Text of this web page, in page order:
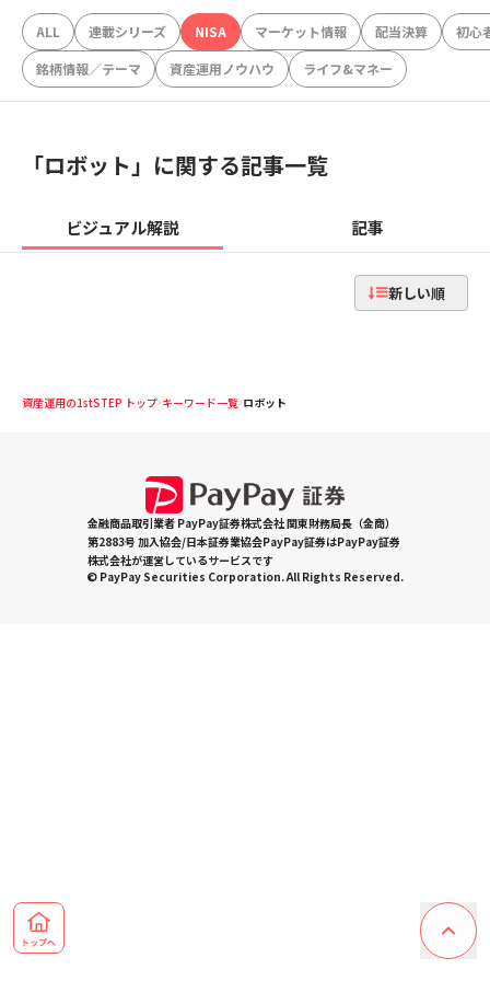
ALL 連載シリーズ NISA マーケット情報 配当決算
初心
銘柄情報／テーマ
資産運用ノウハウ ライフ&マネー
「ロボット」に関する記事一覧
ビジュアル解説 記事
新しい順
資産運用の1stSTEP トップ キーワード一覧 ロボット
金融商品取引業者 PayPay証券株式会社 関東財務局長（金商）
第2883号 加入協会/日本証券業協会PayPay証券はPayPay証券
株式会社が運営しているサービスです
© PayPay Securities Corporation. All Rights Reserved.